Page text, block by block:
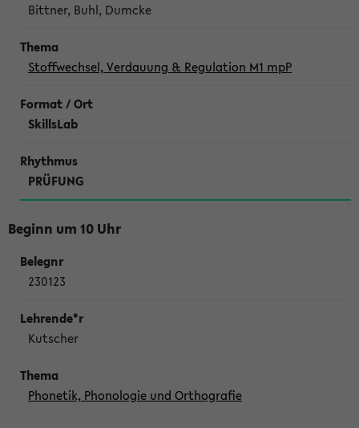
Bittner, Buhl, Dumcke
Stoffwechsel, Verdauung & Regulation M1 mpP
SkillsLab
PRÜFUNG
Beginn um 10 Uhr
230123
Kutscher
Phonetik, Phonologie und Orthografie